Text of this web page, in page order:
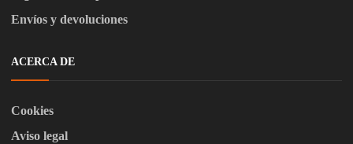
Envíos y devoluciones
ACERCA DE
Cookies
Aviso legal